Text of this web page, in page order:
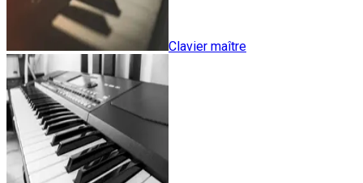
Clavier maître